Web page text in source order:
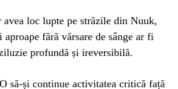
avea loc lupte pe străzile din Nuuk,
aproape fără vărsare de sânge ar fi
profundă și ireversibilă.
să-și continue activitatea critică față